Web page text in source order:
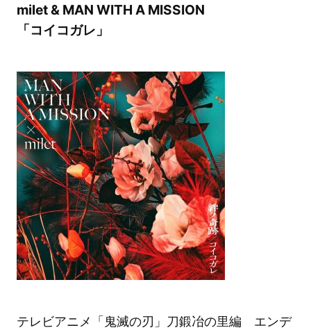
milet & MAN WITH A MISSION
「コイコガレ」
テレビアニメ「鬼滅の刃」刀鍛冶の里編 エンデ